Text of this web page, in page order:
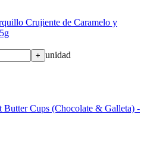
Crujiente de Caramelo y
+ unidad